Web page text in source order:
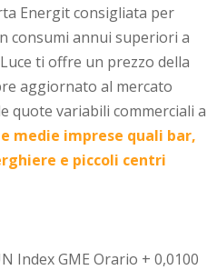
Energit consigliata per
consumi annui superiori a
ti offre un prezzo della
aggiornato al mercato
quote variabili commerciali a
medie imprese quali bar,
e piccoli centri
Index GME Orario + 0,0100